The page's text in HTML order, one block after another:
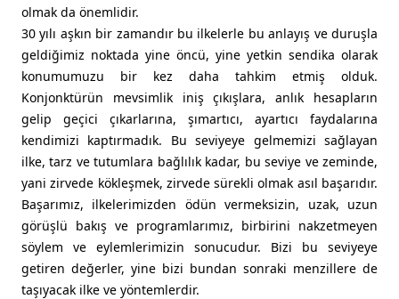
olmak da önemlidir.
30 yılı aşkın bir zamandır bu ilkelerle bu anlayış ve duruşla
geldiğimiz noktada yine öncü, yine yetkin sendika olarak
konumumuzu bir kez daha tahkim etmiş olduk.
Konjonktürün mevsimlik iniş çıkışlara, anlık hesapların
gelip geçici çıkarlarına, şımartıcı, ayartıcı faydalarına
kendimizi kaptırmadık. Bu seviyeye gelmemizi sağlayan
ilke, tarz ve tutumlara bağlılık kadar, bu seviye ve zeminde,
yani zirvede kökleşmek, zirvede sürekli olmak asıl başarıdır.
Başarımız, ilkelerimizden ödün vermeksizin, uzak, uzun
görüşlü bakış ve programlarımız, birbirini nakzetmeyen
söylem ve eylemlerimizin sonucudur. Bizi bu seviyeye
getiren değerler, yine bizi bundan sonraki menzillere de
taşıyacak ilke ve yöntemlerdir.